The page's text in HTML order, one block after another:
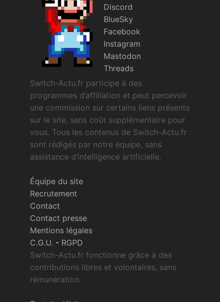
Discord
BlueSky
Facebook
Instagram
Mastodon
Threads
Switch-Actu.fr participe à des
programmes d’affiliation et peut percevoir
une commission sur certains liens présents
sur le site, sans coût supplémentaire pour
vous. Tous les contenus de Switch-Actu.fr
sont rédigés par notre équipe, sans
assistance d’intelligence artificielle.
Équipe du site
Recrutement
Contact
Contact presse
Mentions légales
C.G.U. - RGPD
Switch-Actu.fr fonctionne grâce à des
contributions libres et volontaires, sans
rémunération.